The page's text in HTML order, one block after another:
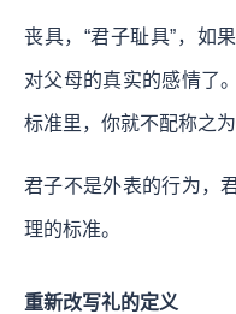
丧具，“君子耻具”，如
对父母的真实的感情了
标准里，你就不配称之为
君子不是外表的行为，
理的标准。
重新改写礼的定义